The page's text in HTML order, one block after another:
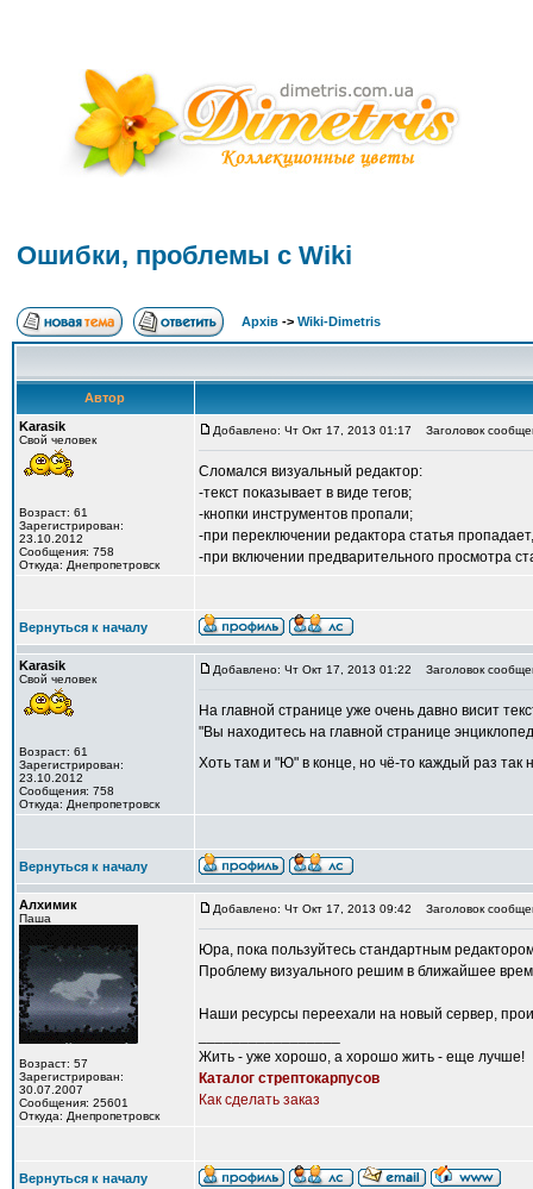
Ошибки, проблемы с Wiki
Архів -> Wiki-Dimetris
Автор
Karasik
Свой человек
Возраст: 61
Зарегистрирован:
23.10.2012
Сообщения: 758
Откуда: Днепропетровск
Добавлено: Чт Окт 17, 2013 01:17 Заголовок
Сломался визуальный редактор:
-текст показывает в виде тегов;
-кнопки инструментов пропали;
-при переключении редактора статья
-при включении предварительного просмотра
Вернуться к началу
Karasik
Свой человек
Возраст: 61
Зарегистрирован:
23.10.2012
Сообщения: 758
Откуда: Днепропетровск
Добавлено: Чт Окт 17, 2013 01:22 Заголовок
На главной странице уже очень давно висит
"Вы находитесь на главной странице
Хоть там и "Ю" в конце, но чё-то каждый раз так
Вернуться к началу
Алхимик
Паша
Возраст: 57
Зарегистрирован:
30.07.2007
Сообщения: 25601
Откуда: Днепропетровск
Добавлено: Чт Окт 17, 2013 09:42 Заголовок
Юра, пока пользуйтесь стандартным
Проблему визуального решим в ближайшее
Наши ресурсы переехали на новый сервер,
Жить - уже хорошо, а хорошо жить - еще лучше!
Каталог стрептокарпусов
Как сделать заказ
Вернуться к началу